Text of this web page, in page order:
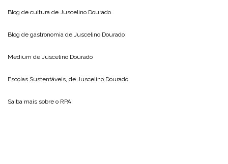
Blog de cultura de Juscelino Dourado
Blog de gastronomia de Juscelino Dourado
Medium de Juscelino Dourado
Escolas Sustentáveis, de Juscelino Dourado
Saiba mais sobre o RPA